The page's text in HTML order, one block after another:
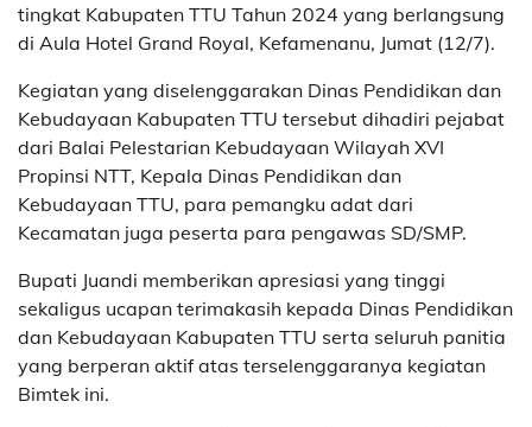
tingkat Kabupaten TTU Tahun 2024 yang berlangsung
di Aula Hotel Grand Royal, Kefamenanu, Jumat (12/7).
Kegiatan yang diselenggarakan Dinas Pendidikan dan
Kebudayaan Kabupaten TTU tersebut dihadiri pejabat
dari Balai Pelestarian Kebudayaan Wilayah XVI
Propinsi NTT, Kepala Dinas Pendidikan dan
Kebudayaan TTU, para pemangku adat dari
Kecamatan juga peserta para pengawas SD/SMP.
Bupati Juandi memberikan apresiasi yang tinggi
sekaligus ucapan terimakasih kepada Dinas Pendidikan
dan Kebudayaan Kabupaten TTU serta seluruh panitia
yang berperan aktif atas terselenggaranya kegiatan
Bimtek ini.